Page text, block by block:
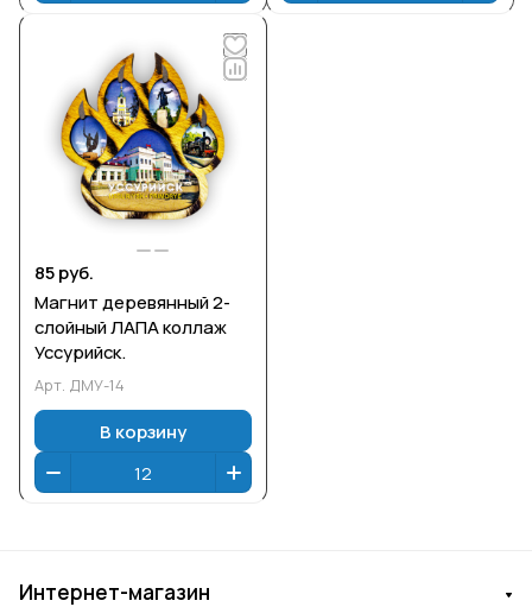
85 руб.
Магнит деревянный 2-
слойный ЛАПА коллаж
Уссурийск.
Арт. ДМУ-14
В корзину
Интернет-магазин